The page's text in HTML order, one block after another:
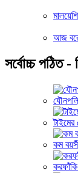
আজ
সর্বোচ্চ পঠিত -
টাইমের
কম
করফাঁকি